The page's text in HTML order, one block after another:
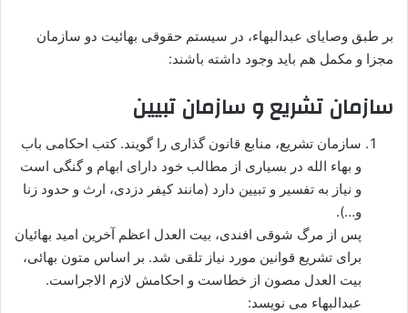
بر طبق وصایای عبدالبهاء، در سیستم حقوقی بهائیت دو سازمان
مجزا و مکمل هم باید وجود داشته باشند:
سازمان تشریع و سازمان تبیین
سازمان تشریع، منابع قانون گذاری را گویند. کتب احکامی باب
و بهاء الله در بسیاری از مطالب خود دارای ابهام و گنگی است
و نیاز به تفسیر و تبیین دارد (مانند کیفر دزدی، ارث و حدود زنا
و…).
پس از مرگ شوقی افندی، بیت العدل اعظم آخرین امید بهائیان
برای تشریع قوانین مورد نیاز تلقی شد. بر اساس متون بهائی،
بیت العدل مصون از خطاست و احکامش لازم الاجراست.
عبدالبهاء می نویسد: